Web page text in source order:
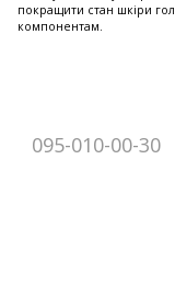
покращити стан шкіри
компонентам.
095-010-00-30